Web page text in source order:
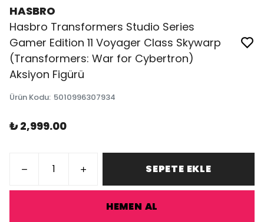
HASBRO
Hasbro Transformers Studio Series
Gamer Edition 11 Voyager Class Skywarp
(Transformers: War for Cybertron)
Aksiyon Figürü
Ürün Kodu: 5010996307934
₺ 2,999.00
SEPETE EKLE
HEMEN AL